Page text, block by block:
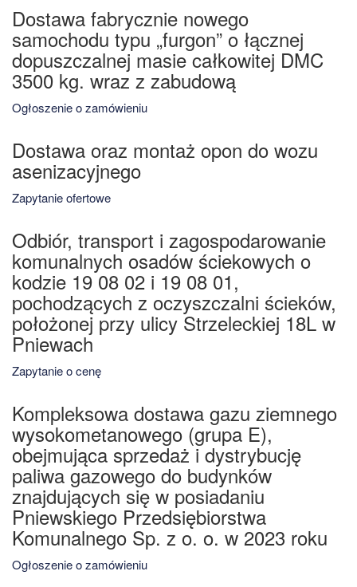
Dostawa fabrycznie nowego
samochodu typu „furgon” o łącznej
dopuszczalnej masie całkowitej DMC
3500 kg. wraz z zabudową
Ogłoszenie o zamówieniu
Dostawa oraz montaż opon do wozu
asenizacyjnego
Zapytanie ofertowe
Odbiór, transport i zagospodarowanie
komunalnych osadów ściekowych o
kodzie 19 08 02 i 19 08 01,
pochodzących z oczyszczalni ścieków,
położonej przy ulicy Strzeleckiej 18L w
Pniewach
Zapytanie o cenę
Kompleksowa dostawa gazu ziemnego
wysokometanowego (grupa E),
obejmująca sprzedaż i dystrybucję
paliwa gazowego do budynków
znajdujących się w posiadaniu
Pniewskiego Przedsiębiorstwa
Komunalnego Sp. z o. o. w 2023 roku
Ogłoszenie o zamówieniu